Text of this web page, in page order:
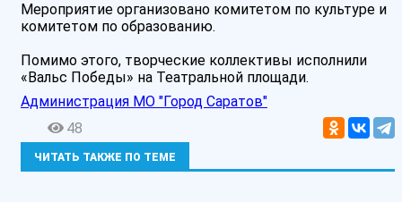
Мероприятие организовано комитетом по культуре и
комитетом по образованию.
Помимо этого, творческие коллективы исполнили
«Вальс Победы» на Театральной площади.
Администрация МО "Город Саратов"
48
ЧИТАТЬ ТАКЖЕ ПО ТЕМЕ